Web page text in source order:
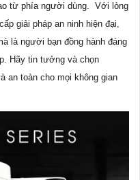
từ phía người dùng. Với lòng
giải pháp an ninh hiện đại,
là người bạn đồng hành đáng
Hãy tin tưởng và chọn
an toàn cho mọi không gian